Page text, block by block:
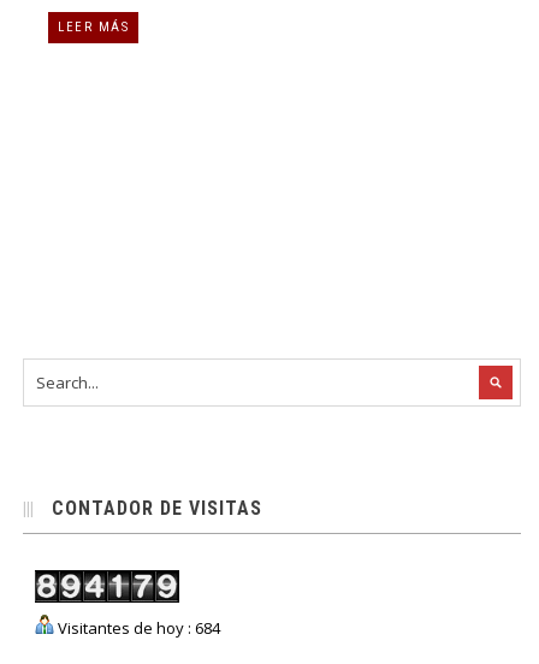
LEER MÁS
CONTADOR DE VISITAS
Visitantes de hoy : 684